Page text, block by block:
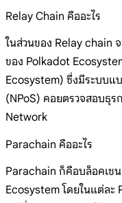
Relay Chain คืออะไร
ในส่วนของ Relay chain
ของ Polkadot
Ecosystem) ซึ่งมีระบบ
(NPoS) คอยตรวจสอบธุ
Network
Parachain คืออะไร
Parachain ก็คือบล็อคเช
Ecosystem โดยในแต่ละ